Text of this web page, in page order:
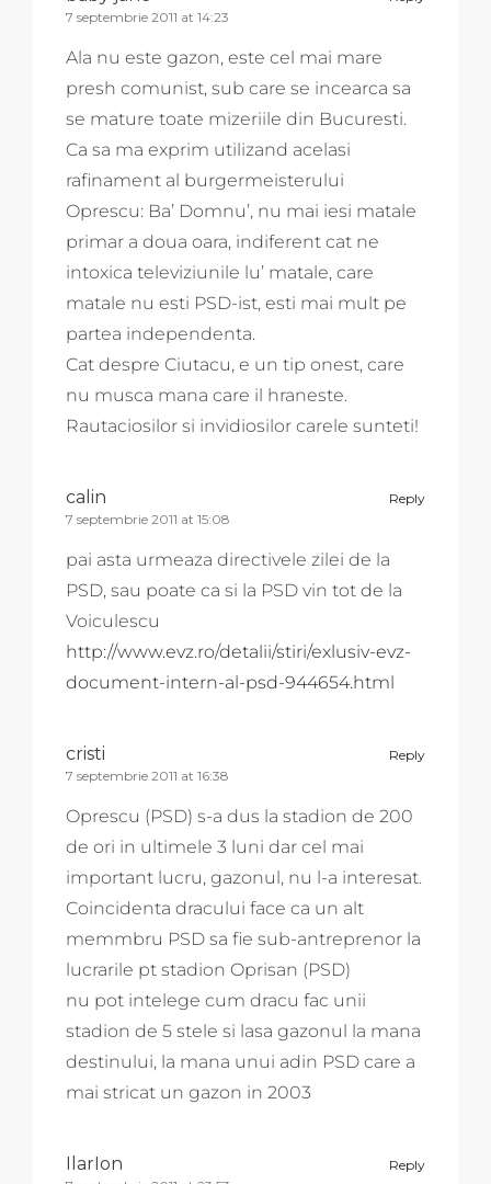
7 septembrie 2011 at 14:23
Ala nu este gazon, este cel mai mare
presh comunist, sub care se incearca sa
se mature toate mizeriile din Bucuresti.
Ca sa ma exprim utilizand acelasi
rafinament al burgermeisterului
Oprescu: Ba’ Domnu’, nu mai iesi matale
primar a doua oara, indiferent cat ne
intoxica televiziunile lu’ matale, care
matale nu esti PSD-ist, esti mai mult pe
partea independenta.
Cat despre Ciutacu, e un tip onest, care
nu musca mana care il hraneste.
Rautaciosilor si invidiosilor carele sunteti!
Reply
calin
7 septembrie 2011 at 15:08
pai asta urmeaza directivele zilei de la
PSD, sau poate ca si la PSD vin tot de la
Voiculescu
http://www.evz.ro/detalii/stiri/exlusiv-evz-
document-intern-al-psd-944654.html
Reply
cristi
7 septembrie 2011 at 16:38
Oprescu (PSD) s-a dus la stadion de 200
de ori in ultimele 3 luni dar cel mai
important lucru, gazonul, nu l-a interesat.
Coincidenta dracului face ca un alt
memmbru PSD sa fie sub-antreprenor la
lucrarile pt stadion Oprisan (PSD)
nu pot intelege cum dracu fac unii
stadion de 5 stele si lasa gazonul la mana
destinului, la mana unui adin PSD care a
mai stricat un gazon in 2003
Reply
IlarIon